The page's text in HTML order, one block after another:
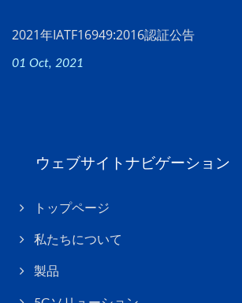
2021年IATF16949:2016認証公告
01 Oct, 2021
ウェブサイトナビゲーション
トップページ
私たちについて
製品